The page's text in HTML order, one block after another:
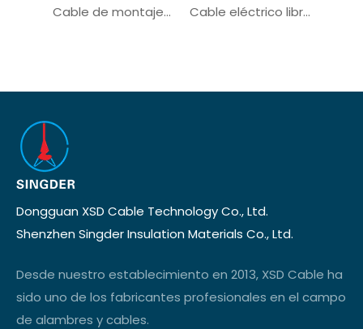
Cable de montaje de almacenamiento de energía con conector impermeable de 8 mm y 10 mm Cable eléctrico libre de halógenos UL3173
Dongguan XSD Cable Technology Co., Ltd.
Shenzhen Singder Insulation Materials Co., Ltd.
Desde nuestro establecimiento en 2013, XSD Cable ha
sido uno de los fabricantes profesionales en el campo
de alambres y cables.